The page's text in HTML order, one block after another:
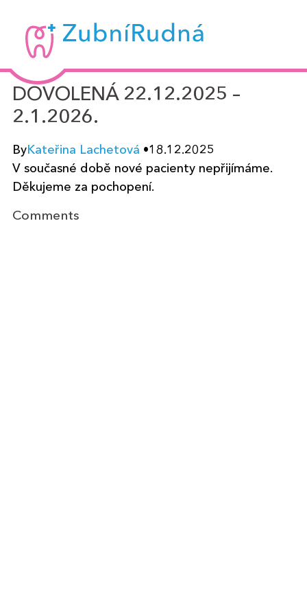
Zubní
Rudná
-
MUDr.
Kateřina
Lachetová
DOVOLENÁ 22.12.2025 –
2.1.2026.
ByKateřina Lachetová •18.12.2025
V současné době nové pacienty nepřijímáme.
Děkujeme za pochopení.
Comments